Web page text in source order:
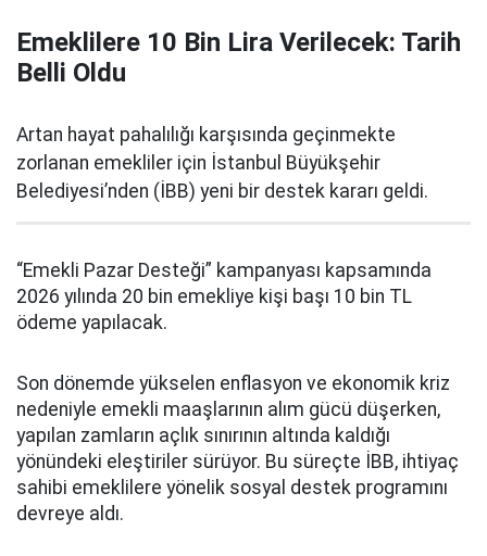
Emeklilere 10 Bin Lira Verilecek: Tarih
Belli Oldu
Artan hayat pahalılığı karşısında geçinmekte
zorlanan emekliler için İstanbul Büyükşehir
Belediyesi’nden (İBB) yeni bir destek kararı geldi.
“Emekli Pazar Desteği” kampanyası kapsamında
2026 yılında 20 bin emekliye kişi başı 10 bin TL
ödeme yapılacak.
Son dönemde yükselen enflasyon ve ekonomik kriz
nedeniyle emekli maaşlarının alım gücü düşerken,
yapılan zamların açlık sınırının altında kaldığı
yönündeki eleştiriler sürüyor. Bu süreçte İBB, ihtiyaç
sahibi emeklilere yönelik sosyal destek programını
devreye aldı.